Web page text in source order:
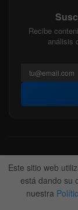
Recibe
análisis
Acerca de nosotros
Contactanos
© 2022-2026
Este sitio web
está dando su
nuestra